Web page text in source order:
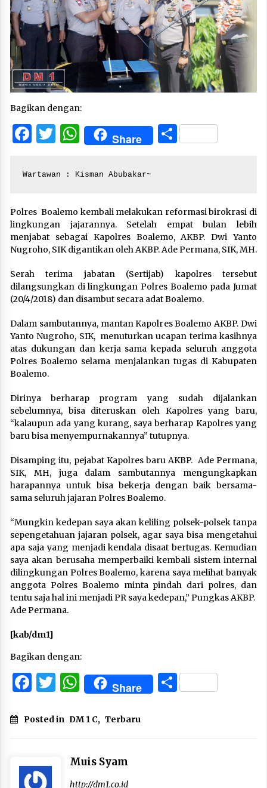
Bagikan dengan:
Facebook
Twitter
WhatsApp
Share Share
Wartawan : Kisman Abubakar~
Polres Boalemo kembali melakukan reformasi birokrasi di
lingkungan jajarannya. Setelah empat bulan lebih
menjabat sebagai Kapolres Boalemo, AKBP. Dwi Yanto
Nugroho, SIK digantikan oleh AKBP. Ade Permana, SIK, MH.
Serah terima jabatan (Sertijab) kapolres tersebut
dilangsungkan di lingkungan Polres Boalemo pada Jumat
(20/4/2018) dan disambut secara adat Boalemo.
Dalam sambutannya, mantan Kapolres Boalemo AKBP. Dwi
Yanto Nugroho, SIK, menuturkan ucapan terima kasihnya
atas dukungan dan kerja sama kepada seluruh anggota
Polres Boalemo selama menjalankan tugas di Kabupaten
Boalemo.
Dirinya berharap program yang sudah dijalankan
sebelumnya, bisa diteruskan oleh Kapolres yang baru,
“kalaupun ada yang kurang, saya berharap Kapolres yang
baru bisa menyempurnakannya” tutupnya.
Disamping itu, pejabat Kapolres baru AKBP. Ade Permana,
SIK, MH, juga dalam sambutannya mengungkapkan
harapannya untuk bisa bekerja dengan baik bersama-
sama seluruh jajaran Polres Boalemo.
“Mungkin kedepan saya akan keliling polsek-polsek tanpa
sepengetahuan jajaran polsek, agar saya bisa mengetahui
apa saja yang menjadi kendala disaat bertugas. Kemudian
saya akan berusaha memperbaiki kembali sistem internal
dilingkungan Polres Boalemo, karena saya melihat banyak
anggota Polres Boalemo minta pindah dari polres, dan
tentu saja hal ini menjadi PR saya kedepan,” Pungkas AKBP.
Ade Permana.
[kab/dm1]
Bagikan dengan:
Facebook
Twitter
WhatsApp
Share Share
Posted in DM 1 C, Terbaru
Muis Syam
http://dm1.co.id